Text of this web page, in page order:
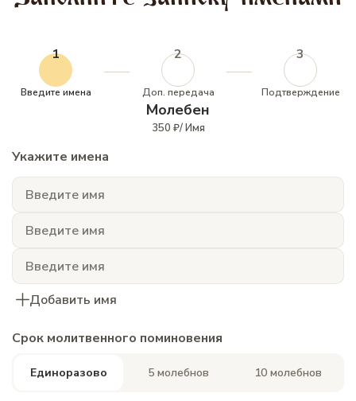
1
Введите имена
2
Доп. передача
3
Подтверждение
Молебен
350 ₽/ Имя
Укажите имена
Добавить имя
Срок молитвенного поминовения
Единоразово 5 молебнов 10 молебнов